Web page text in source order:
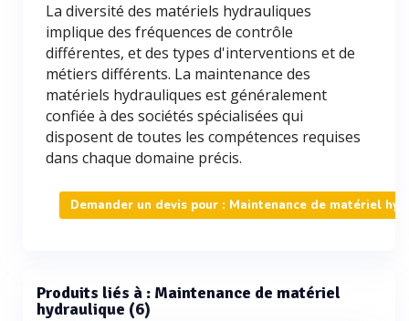
La diversité des matériels hydrauliques
implique des fréquences de contrôle
différentes, et des types d'interventions et de
métiers différents. La maintenance des
matériels hydrauliques est généralement
confiée à des sociétés spécialisées qui
disposent de toutes les compétences requises
dans chaque domaine précis.
Demander un devis pour : Maintenance de matériel
Produits liés à : Maintenance de matériel
hydraulique (6)